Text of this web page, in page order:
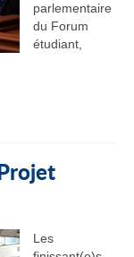
parlementaire
du Forum
étudiant,
Les